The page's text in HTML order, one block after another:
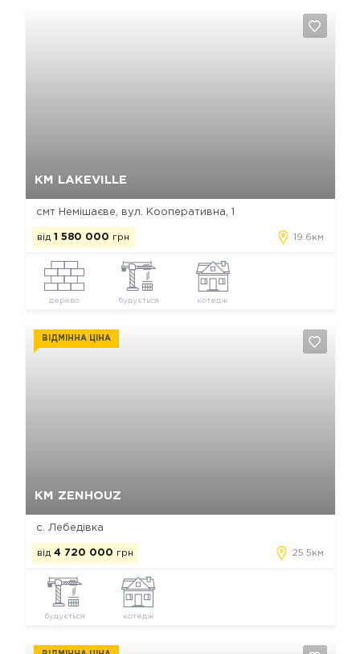
КМ LAKEVILLE
смт Немішаєве, вул. Кооперативна, 1
від 1 580 000 грн 19.6км
дерево будується котедж
КМ ZENHOUZ
ВІДМІННА ЦІНА
с. Лебедівка
від 4 720 000 грн 25.5км
будується котедж